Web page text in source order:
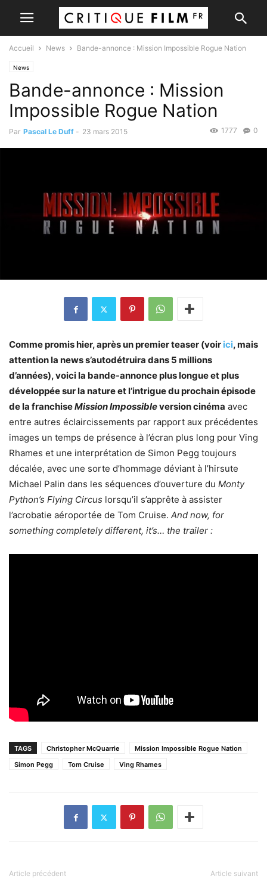
Accueil News Bande-annonce : Mission Impossible Rogue Nation
News
Bande-annonce : Mission
Impossible Rogue Nation
Par Pascal Le Duff - 23 mars 2015 0
1777
Comme promis hier, après un premier teaser (voir ici, mais
attention la news s’autodétruira dans 5 millions
d’années), voici la bande-annonce plus longue et plus
développée sur la nature et l’intrigue du prochain épisode
de la franchiseMission Impossibleversion cinéma avec
entre autres éclaircissements par rapport aux précédentes
images un temps de présence à l’écran plus long pour Ving
Rhames et une interprétation de Simon Pegg toujours
décalée, avec une sorte d’hommage déviant à l’hirsute
Michael Palin dans les séquences d’ouverture du Monty
Python’s Flying Circus lorsqu’il s’apprête à assister
l’acrobatie aéroportée de Tom Cruise. And now, for
something completely different, it’s… the trailer :
TAGS Christopher McQuarrie
Mission Impossible Rogue Nation
Simon Pegg
Tom Cruise Ving Rhames
Article précédent Article suivant